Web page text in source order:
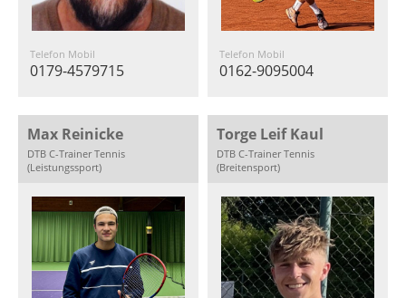
Telefon Mobil
0179-4579715
Telefon Mobil
0162-9095004
Max Reinicke
DTB C-Trainer Tennis
(Leistungssport)
Torge Leif Kaul
DTB C-Trainer Tennis
(Breitensport)